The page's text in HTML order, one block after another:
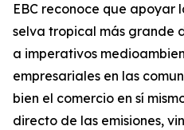
EBC reconoce que apoyar
selva tropical más grande
a imperativos
empresariales en las
bien el comercio en sí
directo de las emisiones,